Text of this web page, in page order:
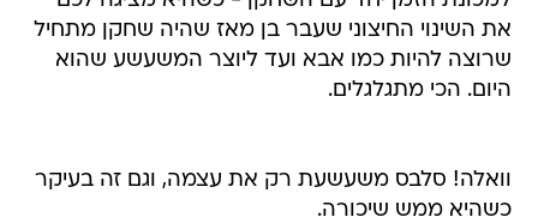
את השינוי החיצוני שעבר בן מאז שהיה שחקן מתחיל
שרוצה להיות כמו אבא ועד ליוצר המשעשע שהוא
היום. הכי מתגלגלים.
וואלה! סלבס משעשעת רק את עצמה, וגם זה בעיקר
כשהיא ממש שיכורה.